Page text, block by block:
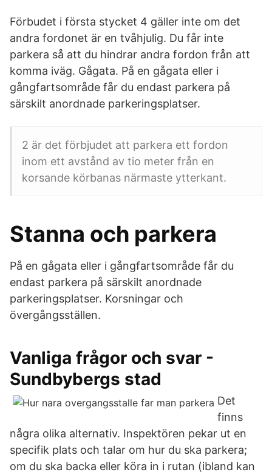
Förbudet i första stycket 4 gäller inte om det
andra fordonet är en tvåhjulig. Du får inte
parkera så att du hindrar andra fordon från att
komma iväg. Gågata. På en gågata eller i
gångfartsområde får du endast parkera på
särskilt anordnade parkeringsplatser.
2 är det förbjudet att parkera ett fordon
inom ett avstånd av tio meter från en
korsande körbanas närmaste ytterkant.
Stanna och parkera
På en gågata eller i gångfartsområde får du
endast parkera på särskilt anordnade
parkeringsplatser. Korsningar och
övergångsställen.
Vanliga frågor och svar -
Sundbybergs stad
Det
finns
några olika alternativ. Inspektören pekar ut en
specifik plats och talar om hur du ska parkera;
om du ska backa eller köra in i rutan (ibland kan